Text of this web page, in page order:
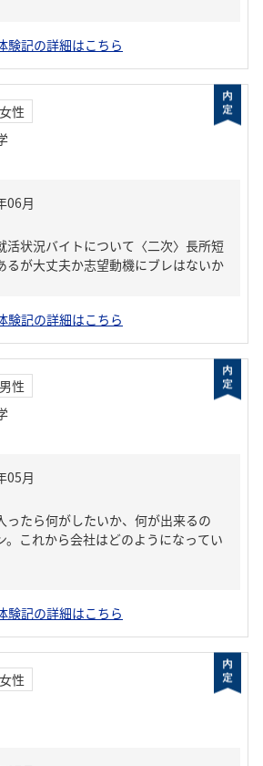
験記の詳細はこちら
女性
活状況バイトについて〈二次〉長所短
るが大丈夫か志望動機にブレはないか
験記の詳細はこちら
男性
ったら何がしたいか、何が出来るの
。これから会社はどのようになってい
験記の詳細はこちら
女性